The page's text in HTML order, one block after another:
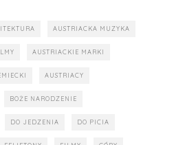
AUSTRIACKA MUZYKA
AUSTRIACKIE MARKI
AUSTRIACY
BOŻE NARODZENIE
DO JEDZENIA DO PICIA